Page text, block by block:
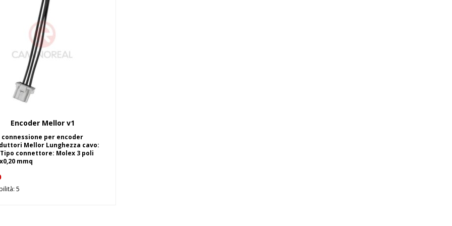
Aggiungi al carrello
Encoder Mellor v1
connessione per encoder
Mellor Lunghezza cavo:
Tipo connettore: Molex 3 poli
mmq
5